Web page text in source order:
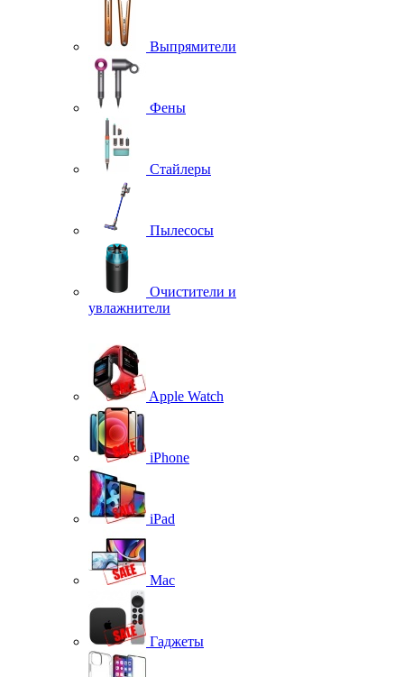
Выпрямители
Фены
Стайлеры
Пылесосы
Очистители и
увлажнители
Apple Watch
iPhone
iPad
Mac
Гаджеты